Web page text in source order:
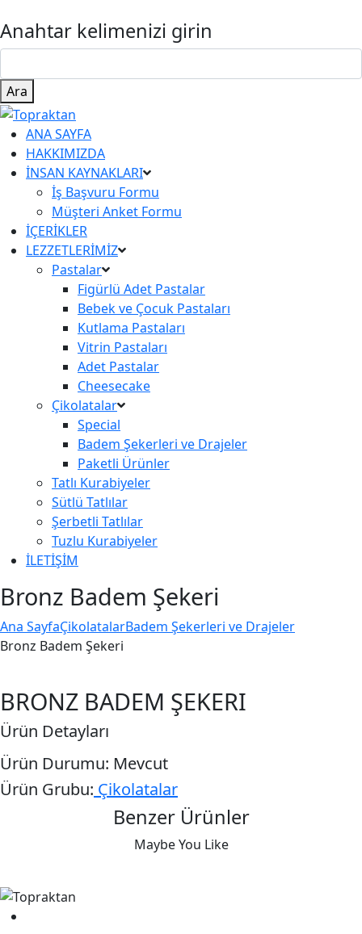
Anahtar kelimenizi girin
Ara
ANA SAYFA
HAKKIMIZDA
İNSAN KAYNAKLARI
İş Başvuru Formu
Müşteri Anket Formu
İÇERİKLER
LEZZETLERİMİZ
Pastalar
Figürlü Adet Pastalar
Bebek ve Çocuk Pastaları
Kutlama Pastaları
Vitrin Pastaları
Adet Pastalar
Cheesecake
Çikolatalar
Special
Badem Şekerleri ve Drajeler
Paketli Ürünler
Tatlı Kurabiyeler
Sütlü Tatlılar
Şerbetli Tatlılar
Tuzlu Kurabiyeler
İLETİŞİM
Bronz Badem Şekeri
Ana SayfaÇikolatalarBadem Şekerleri ve Drajeler
Bronz Badem Şekeri
BRONZ BADEM ŞEKERI
Ürün Detayları
Ürün Durumu: Mevcut
Ürün Grubu: Çikolatalar
Benzer Ürünler
Maybe You Like